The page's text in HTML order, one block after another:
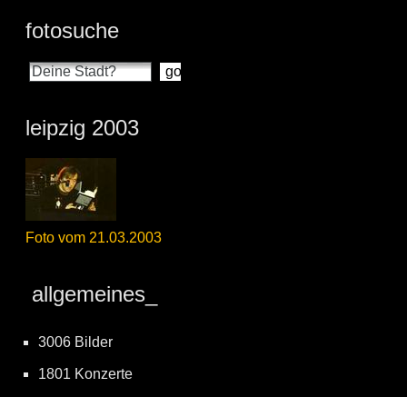
fotosuche
leipzig 2003
Foto vom 21.03.2003
allgemeines_
3006 Bilder
1801 Konzerte